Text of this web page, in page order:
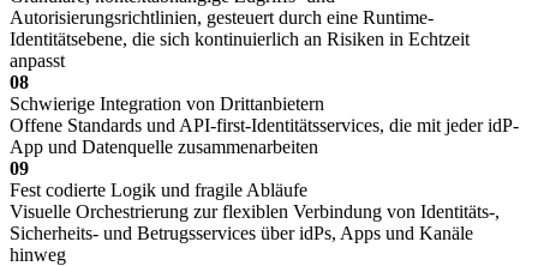
Autorisierungsrichtlinien, gesteuert durch eine Runtime-
Identitätsebene, die sich kontinuierlich an Risiken in Echtzeit
anpasst
08
Schwierige Integration von Drittanbietern
Offene Standards und API-first-Identitätsservices, die mit jeder idP-
App und Datenquelle zusammenarbeiten
09
Fest codierte Logik und fragile Abläufe
Visuelle Orchestrierung zur flexiblen Verbindung von Identitäts-,
Sicherheits- und Betrugsservices über idPs, Apps und Kanäle
hinweg